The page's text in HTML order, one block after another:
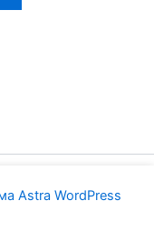
Astra WordPress